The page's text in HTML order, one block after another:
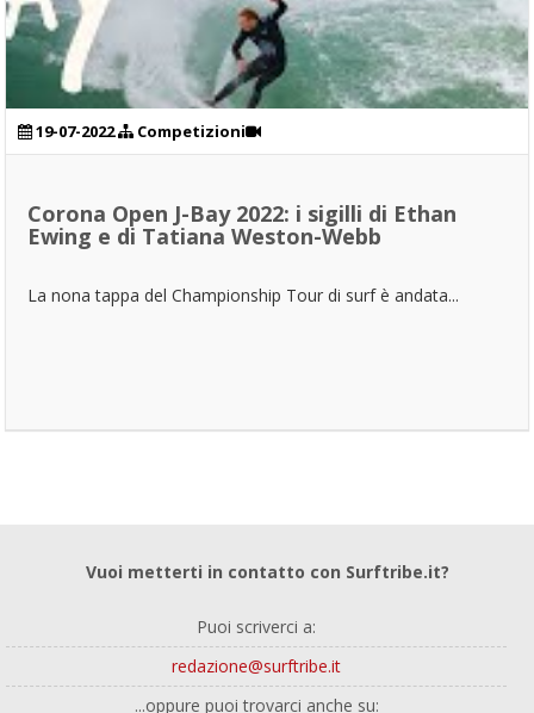
19-07-2022 Competizioni
Corona Open J-Bay 2022: i sigilli di Ethan
Ewing e di Tatiana Weston-Webb
La nona tappa del Championship Tour di surf è andata...
Vuoi metterti in contatto con Surftribe.it?
Puoi scriverci a:
redazione@surftribe.it
...oppure puoi trovarci anche su: